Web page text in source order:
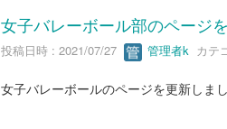
女子バレーボール部のページ
投稿日時 : 2021/07/27 管理者k カテ
女子バレーボールのページを更新しまし